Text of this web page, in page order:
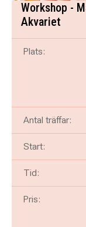
Workshop -
Akvariet
Plats:
Antal träffar:
Start:
Tid:
Pris: